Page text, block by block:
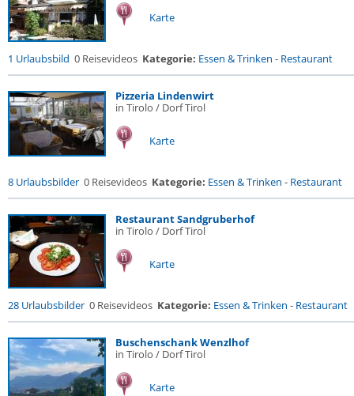
Karte
1 Urlaubsbild 0 Reisevideos Kategorie: Essen & Trinken - Restaurant
Pizzeria Lindenwirt
in Tirolo / Dorf Tirol
Karte
8 Urlaubsbilder 0 Reisevideos Kategorie: Essen & Trinken - Restaurant
Restaurant Sandgruberhof
in Tirolo / Dorf Tirol
Karte
28 Urlaubsbilder 0 Reisevideos Kategorie: Essen & Trinken - Restaurant
Buschenschank Wenzlhof
in Tirolo / Dorf Tirol
Karte